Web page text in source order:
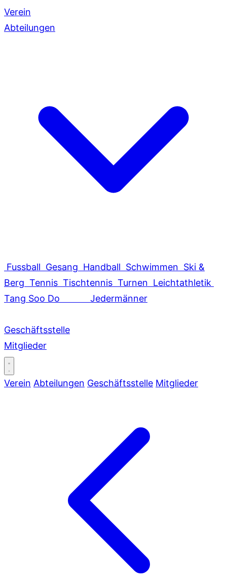
Verein
Abteilungen
Fussball Gesang Handball Schwimmen Ski &
Berg Tennis Tischtennis Turnen Leichtathletik
Tang Soo Do
Jedermänner
Geschäftsstelle
Mitglieder
Verein Abteilungen Geschäftsstelle Mitglieder